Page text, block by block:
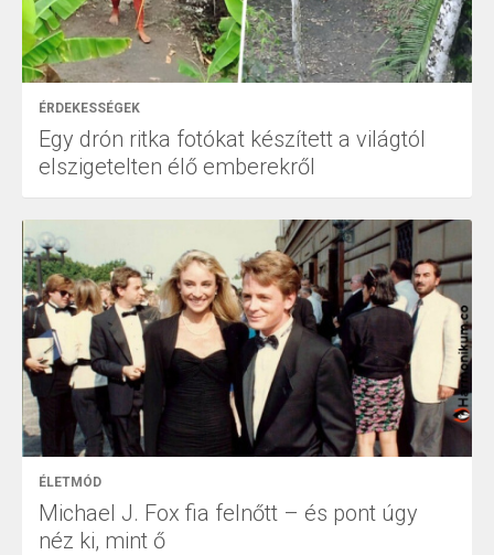
ÉRDEKESSÉGEK
Egy drón ritka fotókat készített a világtól
elszigetelten élő emberekről
ÉLETMÓD
Michael J. Fox fia felnőtt – és pont úgy
néz ki, mint ő